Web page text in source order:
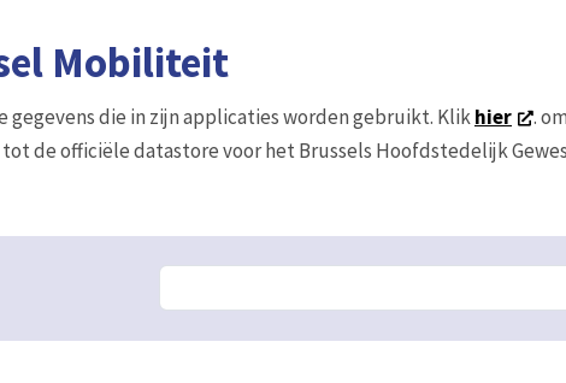
Mobiliteit
die in zijn applicaties worden gebruikt. Klikhier
.
de officiële datastore voor het Brussels Hoofdstedelijk